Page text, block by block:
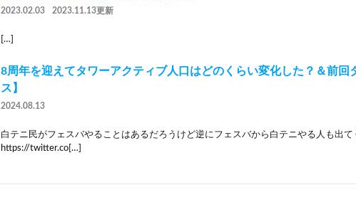
2023.02.03 2023.11.13更新
[…]
8周年を迎えてタワーアクティブ人口はどのくらい変化した？＆前回
ス】
2024.08.13
白テニ民がフェスバやることはあるだろうけど逆にフェスバから白テニやる人も出
https://twitter.co[…]